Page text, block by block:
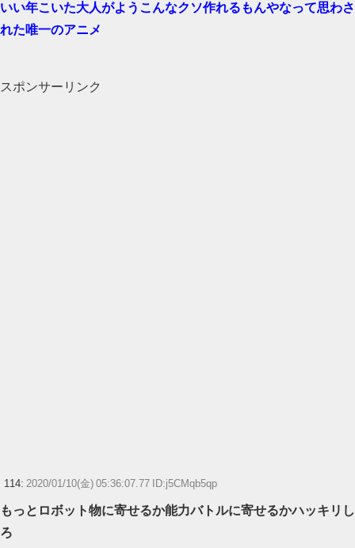
いい年こいた大人がようこんなクソ作れるもんやなって思わさ
れた唯一のアニメ
スポンサーリンク
114: 2020/01/10(金) 05:36:07.77 ID:j5CMqb5qp
もっとロボット物に寄せるか能力バトルに寄せるかハッキリし
ろ